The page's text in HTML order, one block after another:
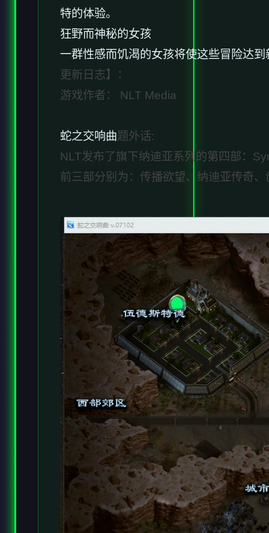
特的体验。
狂野而神秘的女孩
一群性感而饥渴的女孩将使这些冒险达
更新日志】：
游戏作者： NLT Media
蛇之交响曲题外话:
NLT发布了旗下纳迪亚系列的第四部：
前三部分别为：传播欲望、纳迪亚传奇、